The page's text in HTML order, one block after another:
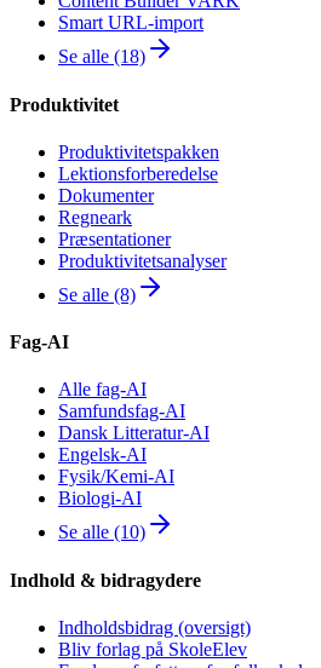
Smart URL-import
Se alle (18)
Produktivitet
Produktivitetspakken
Lektionsforberedelse
Dokumenter
Regneark
Præsentationer
Produktivitetsanalyser
Se alle (8)
Fag-AI
Alle fag-AI
Samfundsfag-AI
Dansk Litteratur-AI
Engelsk-AI
Fysik/Kemi-AI
Biologi-AI
Se alle (10)
Indhold & bidragydere
Indholdsbidrag (oversigt)
Bliv forlag på SkoleElev